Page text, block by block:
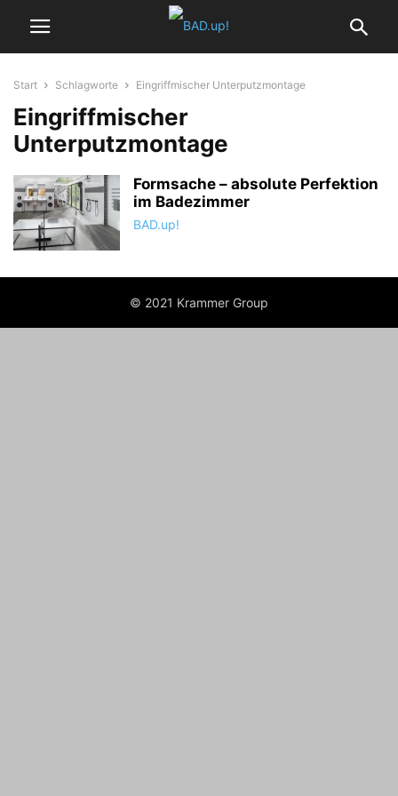
Start Schlagworte Eingriffmischer Unterputzmontage
Eingriffmischer
Unterputzmontage
Formsache – absolute Perfektion
im Badezimmer
BAD.up!
© 2021 Krammer Group